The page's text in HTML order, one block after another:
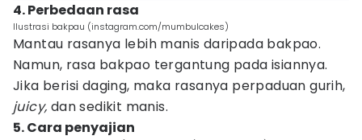
4. Perbedaan rasa
Ilustrasi bakpau (instagram.com/mumbulcakes)
Mantau rasanya lebih manis daripada bakpao.
Namun, rasa bakpao tergantung pada isiannya.
Jika berisi daging, maka rasanya perpaduan gurih,
juicy, dan sedikit manis.
5. Cara penyajian